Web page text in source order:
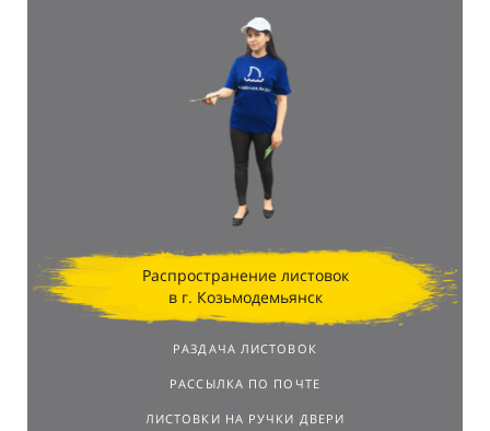
Распространение листовок
в г. Козьмодемьянск
РАЗДАЧА ЛИСТОВОК
РАССЫЛКА ПО ПОЧТЕ
ЛИСТОВКИ НА РУЧКИ ДВЕРИ